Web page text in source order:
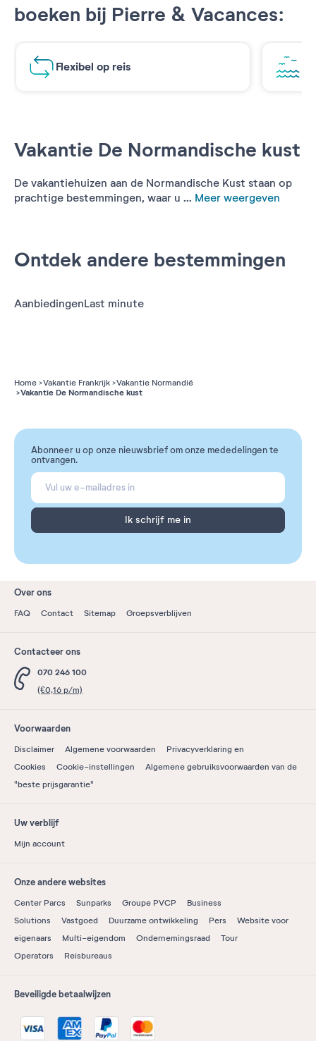
Vakantie De Normandische kust
De vakantiehuizen aan de Normandische Kust staan op
prachtige bestemmingen, waar u ... Meer weergeven
boeken bij Pierre & Vacances:
Flexibel op reis
Ontdek andere bestemmingen
AanbiedingenLast minute
Home Vakantie Frankrijk Vakantie Normandië
Vakantie De Normandische kust
Abonneer u op onze nieuwsbrief om onze mededelingen te
ontvangen.
Ik schrijf me in
Over ons
FAQ Contact Sitemap Groepsverblijven
Contacteer ons
070 246 100
(€0,16 p/m)
Voorwaarden
Disclaimer Algemene voorwaarden
Privacyverklaring en
Cookies
Cookie-instellingen
Algemene gebruiksvoorwaarden van de
"beste prijsgarantie"
Uw verblijf
Mijn account
Onze andere websites
Center Parcs Sunparks Groupe PVCP
Business
Solutions
Vastgoed Duurzame ontwikkeling Pers
Website voor
eigenaars
Multi-eigendom Ondernemingsraad
Tour
Operators
Reisbureaus
Beveiligde betaalwijzen